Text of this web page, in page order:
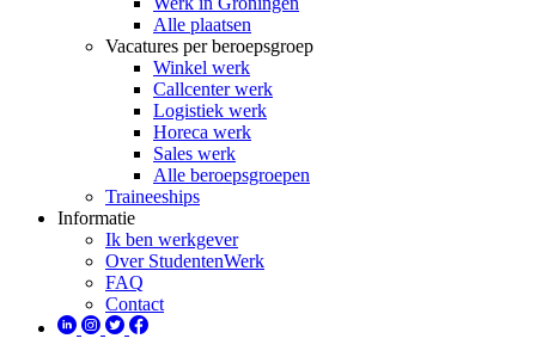
Alle plaatsen
Vacatures per beroepsgroep
Winkel werk
Callcenter werk
Logistiek werk
Horeca werk
Sales werk
Alle beroepsgroepen
Traineeships
Informatie
Ik ben werkgever
Over StudentenWerk
FAQ
Contact